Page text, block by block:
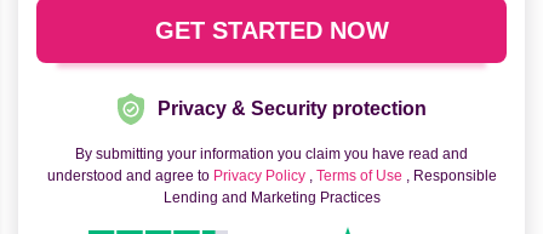
Privacy & Security protection
By submitting your information you claim you have read and
understood and agree to Privacy Policy , Terms of Use , Responsible
Lending and Marketing Practices